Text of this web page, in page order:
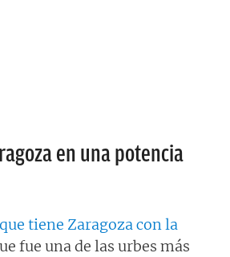
en una potencia
tiene Zaragoza con la
fue una de las urbes más